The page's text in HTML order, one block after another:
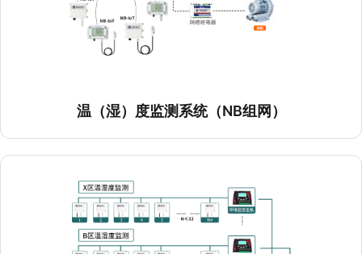
首页 产品中心
行业资讯
云平台